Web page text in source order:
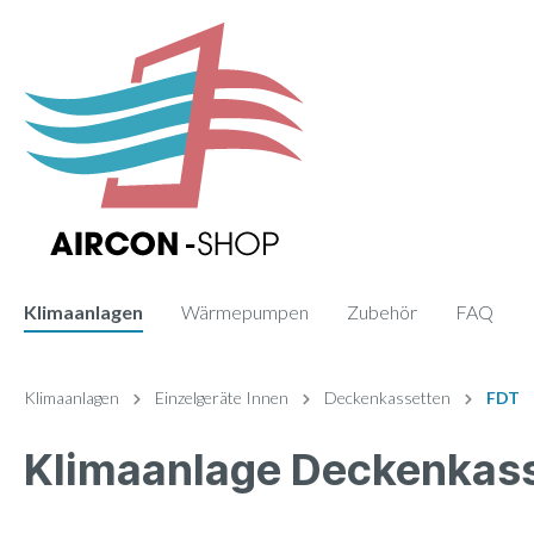
Klimaanlagen Wärmepumpen Zubehör FAQ
Zur Kategorie Klimaanlagen
Sets
Zur Kategorie Zubehör
Fernbedienung Paneele
Klimaanlagen Einzelgeräte Innen Deckenkassetten FDT
Klimaanlage